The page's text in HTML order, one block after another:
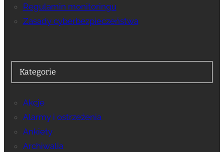
Regulamin monitoringu
Zasady cyberbezpieczeństwa
Kategorie
Akcje
Alarmy i ostrzeżenia
Ankiety
Archiwalia